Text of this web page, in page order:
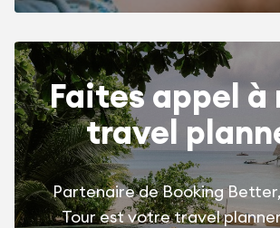
Faites appel à
travel
Partenaire de Booking
Tour est votre travel